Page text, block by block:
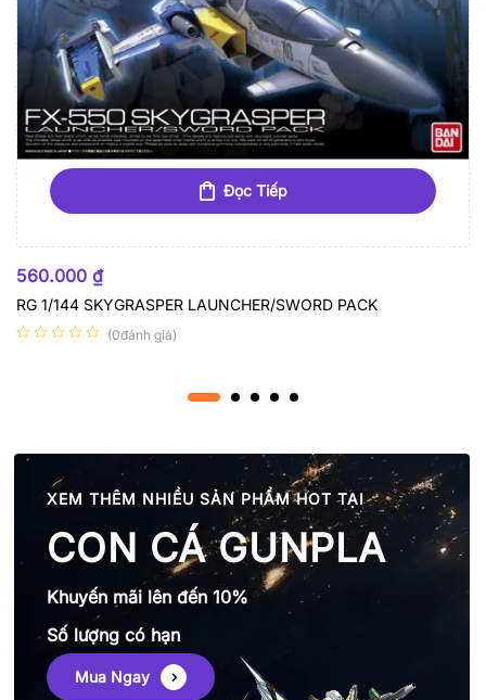
Đọc Tiếp
560.000 ₫
RG 1/144 SKYGRASPER LAUNCHER/SWORD PACK
(0đánh giá)
XEM THÊM NHIỀU SẢN PHẨM HOT TẠI
CON CÁ GUNPLA
Khuyến mãi lên đến 10%
Số lượng có hạn
Mua Ngay